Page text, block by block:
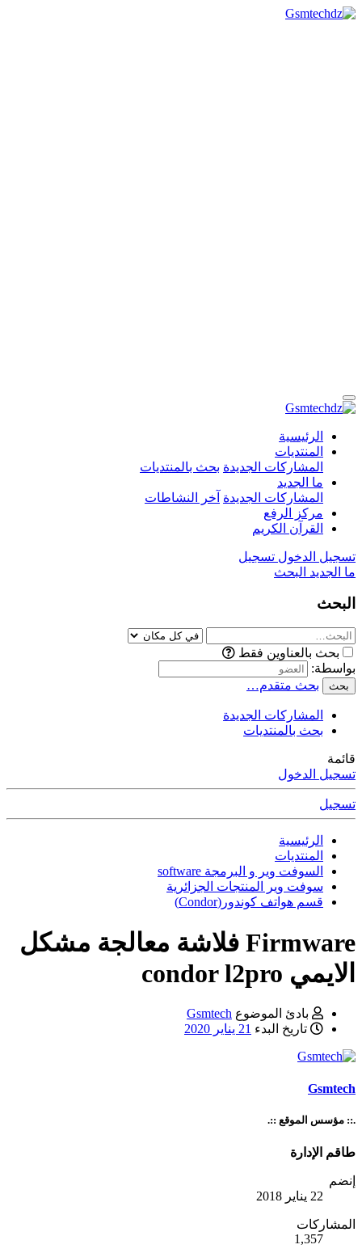
الرئيسية
المنتديات
المشاركات الجديدة بحث بالمنتديات
ما الجديد
المشاركات الجديدة آخر النشاطات
مركز الرفع
القرآن الكريم
تسجيل الدخول تسجيل
ما الجديد البحث
البحث
بحث بالعناوين فقط
بواسطة:
بحث بحث متقدم…
المشاركات الجديدة
بحث بالمنتديات
قائمة
تسجيل الدخول
تسجيل
الرئيسية
المنتديات
السوفت وير و البرمجة software
سوفت وير المنتجات الجزائرية
قسم هواتف كوندور(Condor)
Firmware فلاشة معالجة مشكل
الايمي condor l2pro
بادئ الموضوع Gsmtech
تاريخ البدء 21 يناير 2020
Gsmtech
.:: مؤسس الموقع ::.
طاقم الإدارة
إنضم
22 يناير 2018
المشاركات
1,357